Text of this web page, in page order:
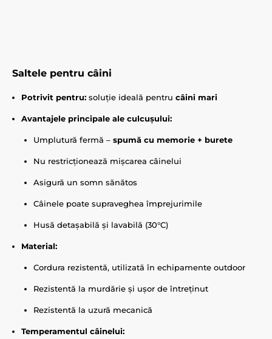
Saltele pentru câini
Potrivit pentru: soluție ideală pentru câini mari
Avantajele principale ale culcușului:
Umplutură fermă – spumă cu memorie + burete
Nu restricționează mișcarea câinelui
Asigură un somn sănătos
Câinele poate supraveghea împrejurimile
Husă detașabilă și lavabilă (30°C)
Material:
Cordura rezistentă, utilizată în echipamente outdoor
Rezistentă la murdărie și ușor de întreținut
Rezistentă la uzură mecanică
Temperamentul câinelui: